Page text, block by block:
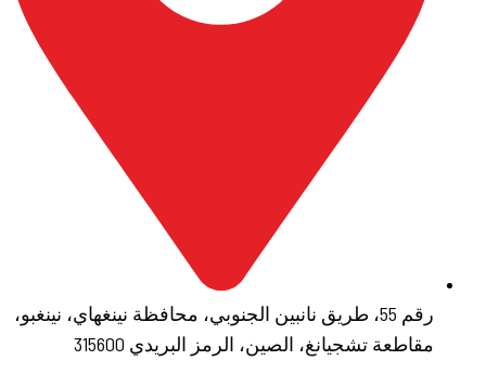
رقم 55، طريق نانبين الجنوبي، محافظة نينغهاي، نينغبو،
مقاطعة تشجيانغ، الصين، الرمز البريدي 315600